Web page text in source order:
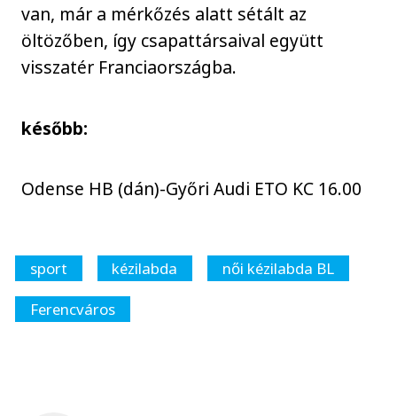
van, már a mérkőzés alatt sétált az
öltözőben, így csapattársaival együtt
visszatér Franciaországba.
később:
Odense HB (dán)-Győri Audi ETO KC 16.00
sport kézilabda
női kézilabda BL
Ferencváros